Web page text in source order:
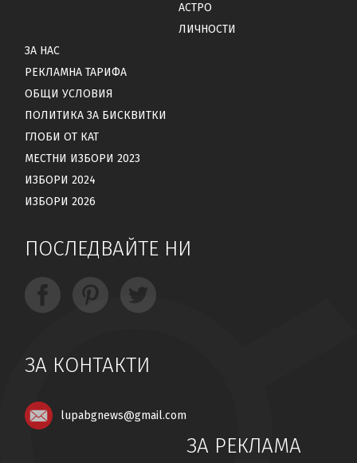
АСТРО
ЛИЧНОСТИ
ЗА НАС
РЕКЛАМНА ТАРИФА
ОБЩИ УСЛОВИЯ
ПОЛИТИКА ЗА БИСКВИТКИ
ГЛОБИ ОТ КАТ
МЕСТНИ ИЗБОРИ 2023
ИЗБОРИ 2024
ИЗБОРИ 2026
ПОСЛЕДВАЙТЕ НИ
ЗА КОНТАКТИ
lupabgnews@gmail.com
ЗА РЕКЛАМА